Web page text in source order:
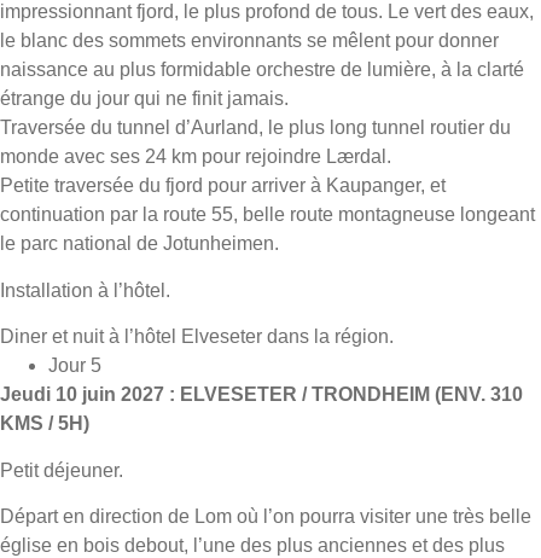
impressionnant fjord, le plus profond de tous. Le vert des eaux,
le blanc des sommets environnants se mêlent pour donner
naissance au plus formidable orchestre de lumière, à la clarté
étrange du jour qui ne finit jamais.
Traversée du tunnel d’Aurland, le plus long tunnel routier du
monde avec ses 24 km pour rejoindre Lærdal.
Petite traversée du fjord pour arriver à Kaupanger, et
continuation par la route 55, belle route montagneuse longeant
le parc national de Jotunheimen.
Installation à l’hôtel.
Diner et nuit à l’hôtel Elveseter dans la région.
Jour 5
Jeudi 10 juin 2027 : ELVESETER / TRONDHEIM (ENV. 310
KMS / 5H)
Petit déjeuner.
Départ en direction de Lom où l’on pourra visiter une très belle
église en bois debout, l’une des plus anciennes et des plus